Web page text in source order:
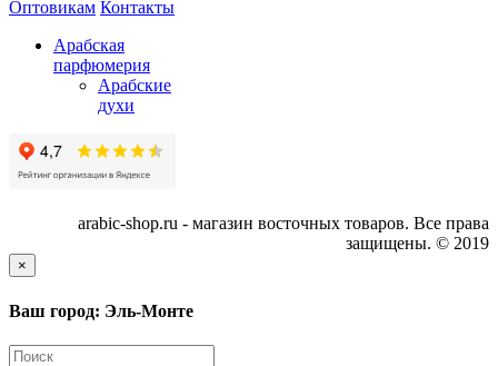
Оптовикам Контакты
Арабская
парфюмерия
Арабские
духи
arabic-shop.ru - магазин восточных товаров. Все права
защищены. © 2019
×
Ваш город: Эль-Монте